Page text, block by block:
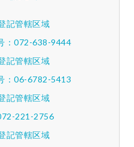
記管轄区域
：072-638-9444
記管轄区域
：06-6782-5413
記管轄区域
221-2756
記管轄区域